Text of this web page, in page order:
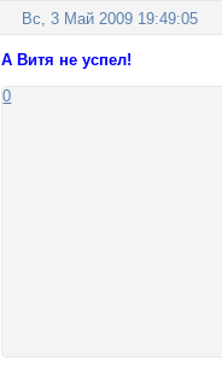
Вс, 3 Май 2009 19:49:05
А Витя не успел!
0